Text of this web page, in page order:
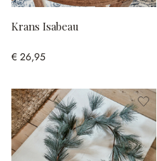
Krans Isabeau
€ 26,95